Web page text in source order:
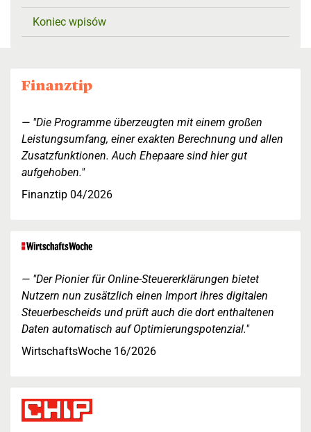
Koniec wpisów
"Die Programme überzeugten mit einem großen
Leistungsumfang, einer exakten Berechnung und allen
Zusatzfunktionen. Auch Ehepaare sind hier gut
aufgehoben."
Finanztip 04/2026
"Der Pionier für Online-Steuererklärungen bietet
Nutzern nun zusätzlich einen Import ihres digitalen
Steuerbescheids und prüft auch die dort enthaltenen
Daten automatisch auf Optimierungspotenzial."
WirtschaftsWoche 16/2026